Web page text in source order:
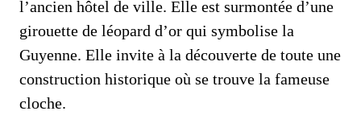
l’ancien hôtel de ville. Elle est surmontée d’une
girouette de léopard d’or qui symbolise la
Guyenne. Elle invite à la découverte de toute une
construction historique où se trouve la fameuse
cloche.